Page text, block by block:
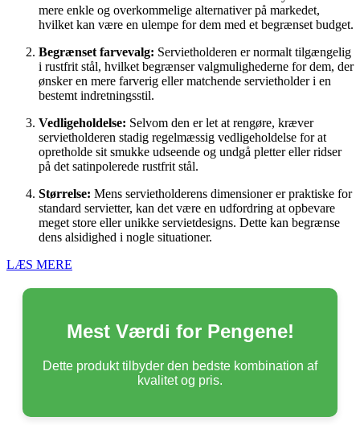
mere enkle og overkommelige alternativer på markedet,
hvilket kan være en ulempe for dem med et begrænset budget.
Begrænset farvevalg: Servietholderen er normalt tilgængelig
i rustfrit stål, hvilket begrænser valgmulighederne for dem, der
ønsker en mere farverig eller matchende servietholder i en
bestemt indretningsstil.
Vedligeholdelse: Selvom den er let at rengøre, kræver
servietholderen stadig regelmæssig vedligeholdelse for at
opretholde sit smukke udseende og undgå pletter eller ridser
på det satinpolerede rustfrit stål.
Størrelse: Mens servietholderens dimensioner er praktiske for
standard servietter, kan det være en udfordring at opbevare
meget store eller unikke servietdesigns. Dette kan begrænse
dens alsidighed i nogle situationer.
LÆS MERE
Mest Værdi for Pengene!
Dette produkt tilbyder den bedste kombination af
kvalitet og pris.